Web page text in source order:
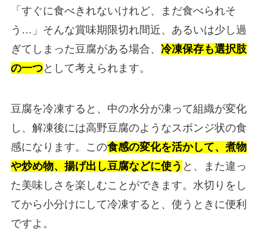
「すぐに食べきれないけれど、まだ食べられそ
う…」そんな賞味期限切れ間近、あるいは少し過
ぎてしまった豆腐がある場合、 冷凍保存も選択肢
の一つとして考えられます。
豆腐を冷凍すると、中の水分が凍って組織が変化
し、解凍後には高野豆腐のようなスポンジ状の食
感になります。この食感の変化を活かして、煮物
や炒め物、揚げ出し豆腐などに使う と、また違っ
た美味しさを楽しむことができます。水切りをし
てから小分けにして冷凍すると、使うときに便利
ですよ。